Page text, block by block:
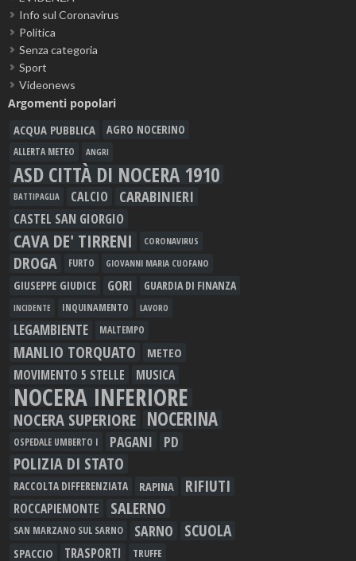
Info sul Coronavirus
Politica
Senza categoria
Sport
Videonews
Argomenti popolari
ACQUA PUBBLICA AGRO NOCERINO
ALLERTA METEO ANGRI
ASD CITTÀ DI NOCERA 1910
BATTIPAGLIA CALCIO CARABINIERI
CASTEL SAN GIORGIO
CAVA DE' TIRRENI CORONAVIRUS
DROGA FURTO GIOVANNI MARIA CUOFANO
GIUSEPPE GIUDICE GORI GUARDIA DI FINANZA
INCIDENTE INQUINAMENTO LAVORO
LEGAMBIENTE MALTEMPO
MANLIO TORQUATO METEO
MOVIMENTO 5 STELLE MUSICA
NOCERA INFERIORE
NOCERA SUPERIORE NOCERINA
OSPEDALE UMBERTO I PAGANI PD
POLIZIA DI STATO
RACCOLTA DIFFERENZIATA RAPINA RIFIUTI
ROCCAPIEMONTE SALERNO
SAN MARZANO SUL SARNO SARNO SCUOLA
SPACCIO TRASPORTI TRUFFE